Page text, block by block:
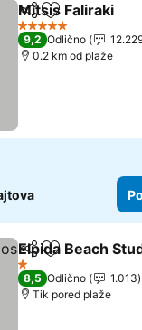
Deli Dodati u
Mitsis Faliraki
5 Zvezdice
9,2 Odlično
0.2 km od plaže
Deli Dodati u
Elpida Beach
1 Zvezdice
8,5 Odlično
1.013
Tik pored plaže